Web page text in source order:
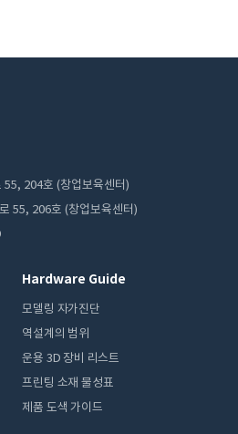
55, 204호 (창업보육센터)
55, 206호 (창업보육센터)
Hardware Guide
모델링 자가진단
역설계의 범위
운용 3D 장비 리스트
프린팅 소재 물성표
제품 도색 가이드